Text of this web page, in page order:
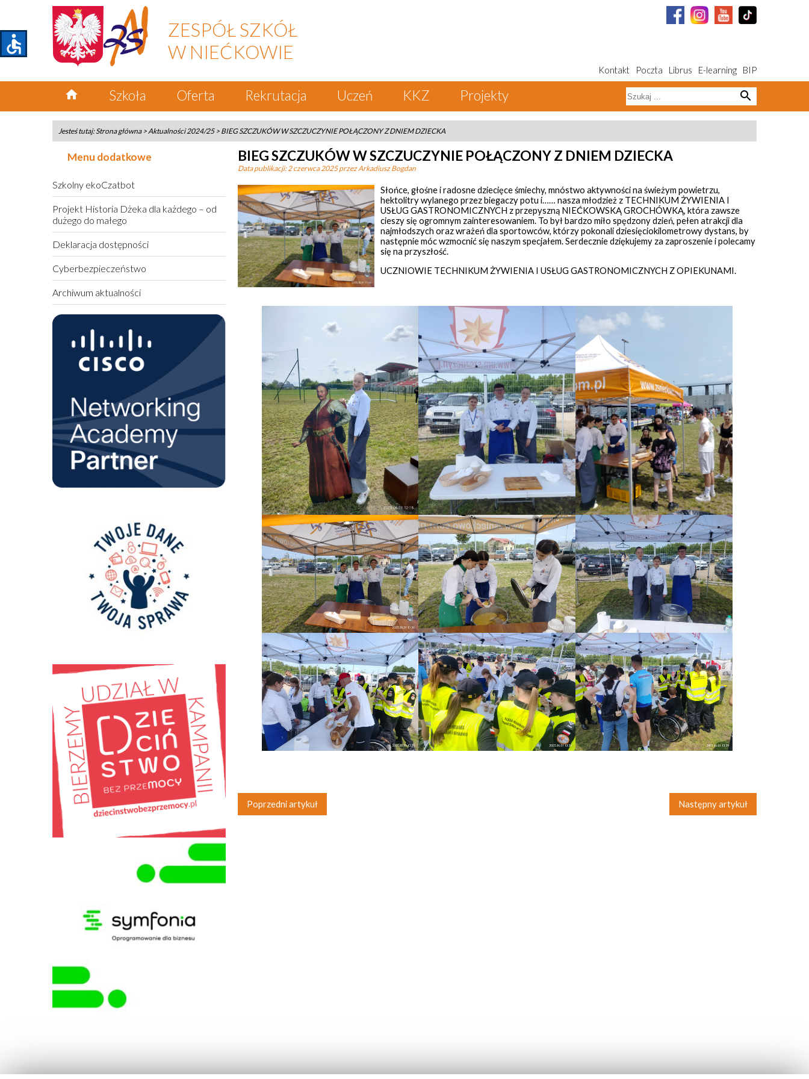
ZESPÓŁ SZKÓŁ
W NIEĆKOWIE
Kontakt Poczta Librus E-learning BIP
home Szkoła Oferta Rekrutacja Uczeń KKZ Projekty search
Jesteś tutaj:Strona główna>Aktualności 2024/25> BIEG SZCZUKÓW W SZCZUCZYNIE POŁĄCZONY Z DNIEM DZIECKA
Menu dodatkowe
Szkolny ekoCzatbot
Projekt Historia Dżeka dla każdego – od
dużego do małego
Deklaracja dostępności
Cyberbezpieczeństwo
Archiwum aktualności
BIEG SZCZUKÓW W SZCZUCZYNIE POŁĄCZONY Z DNIEM DZIECKA
Data publikacji:2 czerwca 2025przez Arkadiusz Bogdan
Słońce, głośne i radosne dziecięce śmiechy, mnóstwo aktywności na świeżym powietrzu,
hektolitry wylanego przez biegaczy potu i…… nasza młodzież z TECHNIKUM ŻYWIENIA I
USŁUG GASTRONOMICZNYCH z przepyszną NIEĆKOWSKĄ GROCHÓWKĄ, która zawsze
cieszy się ogromnym zainteresowaniem. To był bardzo miło spędzony dzień, pełen atrakcji dla
najmłodszych oraz wrażeń dla sportowców, którzy pokonali dziesięciokilometrowy dystans, by
następnie móc wzmocnić się naszym specjałem. Serdecznie dziękujemy za zaproszenie i polecamy
się na przyszłość.
UCZNIOWIE TECHNIKUM ŻYWIENIA I USŁUG GASTRONOMICZNYCH Z OPIEKUNAMI.
Poprzedni artykuł Następny artykuł
accessible